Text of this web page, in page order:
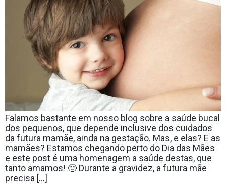
Falamos bastante em nosso blog sobre a saúde bucal
dos pequenos, que depende inclusive dos cuidados
da futura mamãe, ainda na gestação. Mas, e elas? E as
mamães? Estamos chegando perto do Dia das Mães
e este post é uma homenagem a saúde destas, que
tanto amamos! 🙂 Durante a gravidez, a futura mãe
precisa […]